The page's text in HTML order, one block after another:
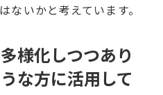
ないかと考えています。
様化しつつあり
な方に活用して